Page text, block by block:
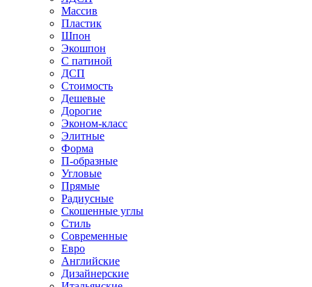
Массив
Пластик
Шпон
Экошпон
С патиной
ДСП
Стоимость
Дешевые
Дорогие
Эконом-класс
Элитные
Форма
П-образные
Угловые
Прямые
Радиусные
Скошенные углы
Стиль
Современные
Евро
Английские
Дизайнерские